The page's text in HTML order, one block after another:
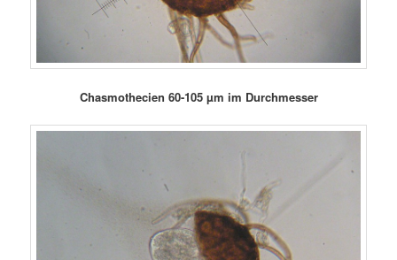
Chasmothecien 60-105 µm im Durchmesser